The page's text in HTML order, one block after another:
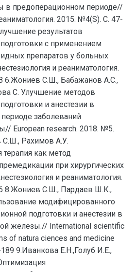
в предоперационном периоде//
2015. №4(S). С. 47-
результатов
с применением
препаратов у больных
и реаниматология.
6.Жониев С.Ш., Бабажанов А.С.,
С. Улучшение методов
и анестезии в
заболеваний
Еuropean research. 2018. №5.
Рахимов А.У.
терапия как метод
при хирургических
и реаниматология.
8.Жониев С.Ш., Пардаев Ш.К.,
модифицированного
подготовки и анестезии в
железы.// International scientific
of natura ciences and medicine
9.Иванкова Е.Н.,Голуб И.Е.,